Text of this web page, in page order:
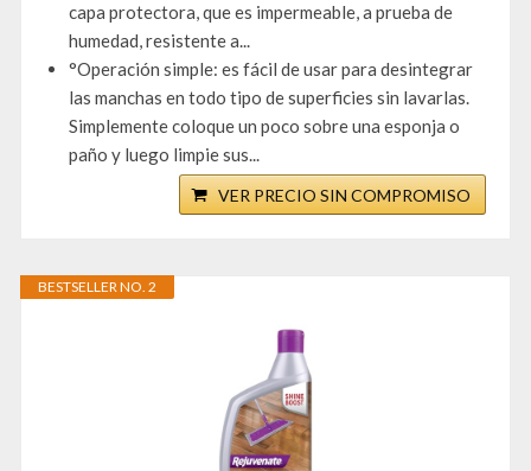
capa protectora, que es impermeable, a prueba de
humedad, resistente a...
°Operación simple: es fácil de usar para desintegrar
las manchas en todo tipo de superficies sin lavarlas.
Simplemente coloque un poco sobre una esponja o
paño y luego limpie sus...
VER PRECIO SIN COMPROMISO
BESTSELLER NO. 2